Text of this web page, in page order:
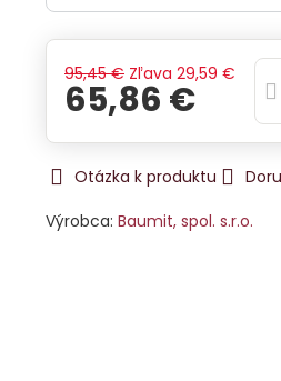
95,45 € Zľava 29,59 €
65,86 €
Otázka k produktu
Výrobca:Baumit, spol. s.r.o.